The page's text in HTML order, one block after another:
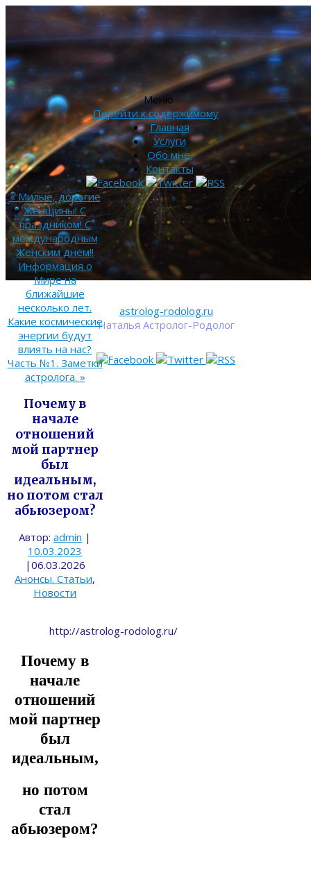
astrolog-rodolog.ru
Наталья Астролог-Родолог
Меню
Перейти к содержимому
Главная
Услуги
Обо мне.
Контакты
«Милые, дорогие
Женщины! С
праздником! С
международным
Женским днем!!
Информация о
Мире на
ближайшие
несколько лет.
Какие космические
энергии будут
влиять на нас?
Часть №1. Заметки
астролога. »
Почему в
начале
отношений
мой партнер
был
идеальным,
но потом стал
абьюзером?
Автор: admin |
10.03.2023
| 06.03.2026
Анонсы. Статьи,
Новости
http://astrolog-rodolog.ru/
Почему в
начале
отношений
мой партнер
был
идеальным,
но потом
стал
абьюзером?